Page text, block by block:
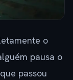
o
pausa o
passou